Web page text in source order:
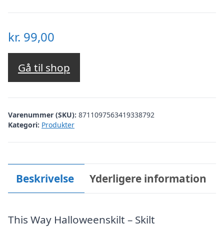
kr. 99,00
Gå til shop
Varenummer (SKU): 8711097563419338792
Kategori: Produkter
Beskrivelse Yderligere information
This Way Halloweenskilt – Skilt